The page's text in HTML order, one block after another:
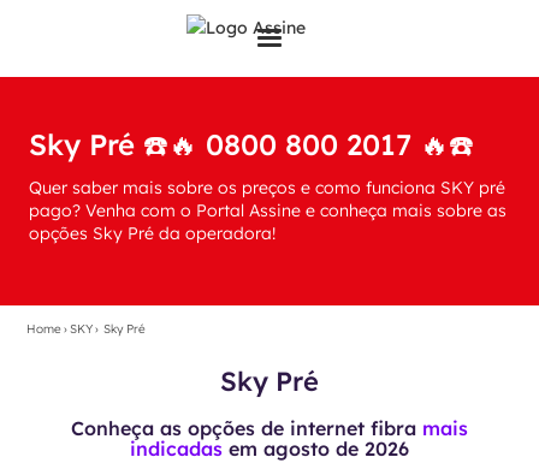
Sky Pré ☎️🔥 0800 800 2017 🔥☎️
Quer saber mais sobre os preços e como funciona SKY pré
pago? Venha com o Portal Assine e conheça mais sobre as
opções Sky Pré da operadora!
Home›SKY› Sky Pré
Sky Pré
Conheça as opções de internet fibra mais
indicadas em agosto de 2026